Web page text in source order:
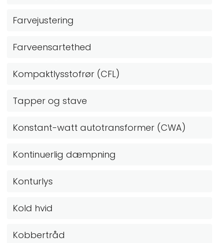
Farvejustering
Farveensartethed
Kompaktlysstofrør (CFL)
Tapper og stave
Konstant-watt autotransformer (CWA)
Kontinuerlig dæmpning
Konturlys
Kold hvid
Kobbertråd